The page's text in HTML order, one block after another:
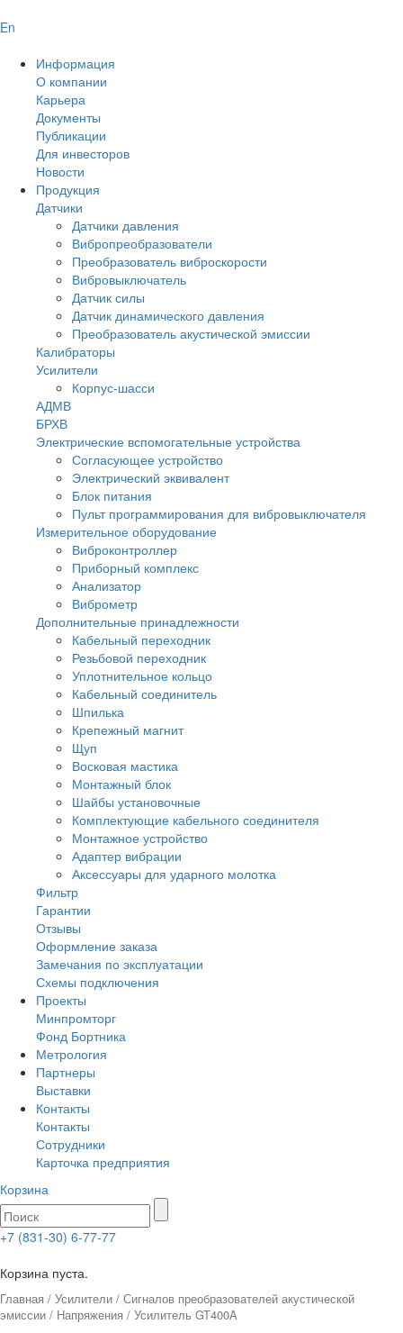
En
Информация
О компании
Карьера
Документы
Публикации
Для инвесторов
Новости
Продукция
Датчики
Датчики давления
Вибропреобразователи
Преобразователь виброскорости
Вибровыключатель
Датчик силы
Датчик динамического давления
Преобразователь акустической эмиссии
Калибраторы
Усилители
Корпус-шасси
АДМВ
БРХВ
Электрические вспомогательные устройства
Согласующее устройство
Электрический эквивалент
Блок питания
Пульт программирования для вибровыключателя
Измерительное оборудование
Виброконтроллер
Приборный комплекс
Анализатор
Виброметр
Дополнительные принадлежности
Кабельный переходник
Резьбовой переходник
Уплотнительное кольцо
Кабельный соединитель
Шпилька
Крепежный магнит
Щуп
Восковая мастика
Монтажный блок
Шайбы установочные
Комплектующие кабельного соединителя
Монтажное устройство
Адаптер вибрации
Аксессуары для ударного молотка
Фильтр
Гарантии
Отзывы
Оформление заказа
Замечания по эксплуатации
Схемы подключения
Проекты
Минпромторг
Фонд Бортника
Метрология
Партнеры
Выставки
Контакты
Контакты
Сотрудники
Карточка предприятия
Корзина
+7 (831-30) 6-77-77
Корзина пуста.
Главная / Усилители / Сигналов преобразователей акустической
эмиссии / Напряжения / Усилитель GT400A